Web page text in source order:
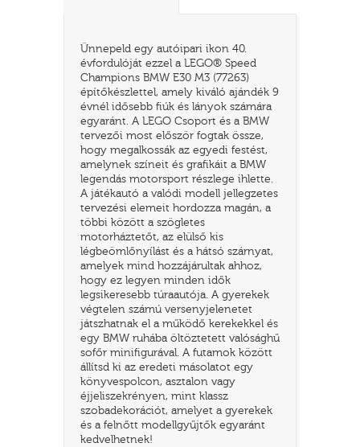
Ünnepeld egy autóipari ikon 40.
évfordulóját ezzel a LEGO® Speed
Champions BMW E30 M3 (77263)
építőkészlettel, amely kiváló ajándék 9
évnél idősebb fiúk és lányok számára
egyaránt. A LEGO Csoport és a BMW
tervezői most először fogtak össze,
hogy megalkossák az egyedi festést,
amelynek színeit és grafikáit a BMW
legendás motorsport részlege ihlette.
A játékautó a valódi modell jellegzetes
tervezési elemeit hordozza magán, a
többi között a szögletes
motorháztetőt, az elülső kis
légbeömlőnyílást és a hátsó szárnyat,
amelyek mind hozzájárultak ahhoz,
hogy ez legyen minden idők
legsikeresebb túraautója. A gyerekek
végtelen számú versenyjelenetet
játszhatnak el a működő kerekekkel és
egy BMW ruhába öltöztetett valósághű
sofőr minifigurával. A futamok között
állítsd ki az eredeti másolatot egy
könyvespolcon, asztalon vagy
éjjeliszekrényen, mint klassz
szobadekorációt, amelyet a gyerekek
és a felnőtt modellgyűjtők egyaránt
kedvelhetnek!